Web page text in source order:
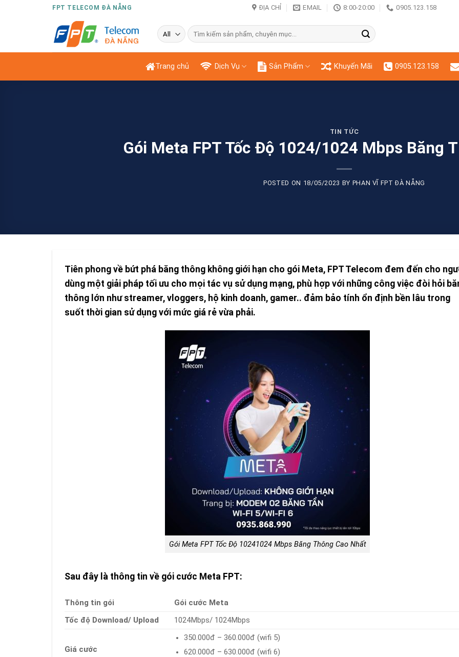
FPT TELECOM ĐÀ NẴNG ĐỊA CHỈ EMAIL 8:00-20:00 0905.123.158
Tìm
kiếm:
Trang chủ Dịch Vụ Sản Phẩm Khuyến Mãi 0905.123.158
TIN TỨC
Gói Meta FPT Tốc Độ 1024/1024 Mbps Băng
POSTED ON 18/05/2023 BY PHAN VĨ FPT ĐÀ NẴNG
Tiên phong về bứt phá băng thông không giới hạn cho gói Meta, FPT Telecom đem đến cho
dùng một giải pháp tối ưu cho mọi tác vụ sử dụng mạng, phù hợp với những công việc đòi hỏi
thông lớn như streamer, vloggers, hộ kinh doanh, gamer.. đảm bảo tính ổn định bền lâu trong
suốt thời gian sử dụng với mức giá rẻ vừa phải.
Gói Meta FPT Tốc Độ 10241024 Mbps Băng Thông Cao Nhất
Sau đây là thông tin về gói cước Meta FPT:
Thông tin gói
Gói cước Meta
Tốc độ Download/ Upload
1024Mbps/ 1024Mbps
Giá cước
350.000đ – 360.000đ (wifi 5)
620.000đ – 630.000đ (wifi 6)